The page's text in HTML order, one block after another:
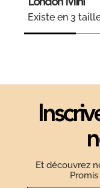
Existe en 3
Et découvrez